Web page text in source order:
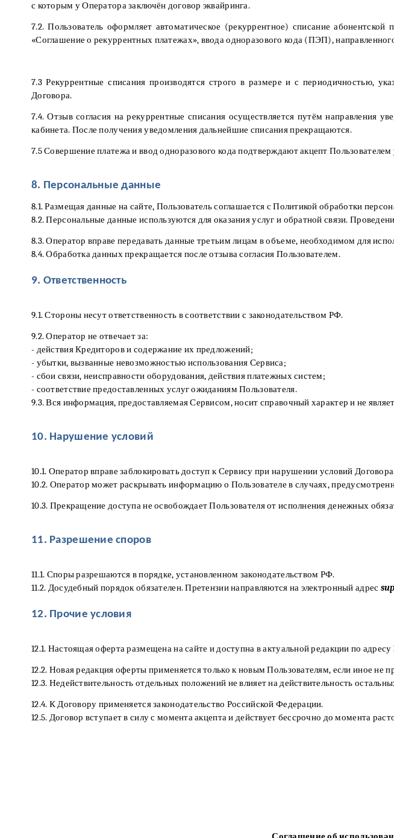
с которым у Оператора заключён договор эквайринга.
7.2. Пользователь оформляет автоматическое (рекуррентное) списание
«Соглашение о рекуррентных платежах», ввода одноразового кода (ПЭП),
7.3 Рекуррентные списания производятся строго в размере и с периодичностью,
Договора.
7.4. Отзыв согласия на рекуррентные списания осуществляется путём направления
кабинета. После получения уведомления дальнейшие списания прекращаются.
7.5 Совершение платежа и ввод одноразового кода подтверждают акцепт
8. Персональные данные
8.1. Размещая данные на сайте, Пользователь соглашается с Политикой обработки
8.2. Персональные данные используются для оказания услуг и обратной связи.
8.3. Оператор вправе передавать данные третьим лицам в объеме, необходимом для
8.4. Обработка данных прекращается после отзыва согласия Пользователем.
9. Ответственность
9.1. Стороны несут ответственность в соответствии с законодательством РФ.
9.2. Оператор не отвечает за:
- действия Кредиторов и содержание их предложений;
- убытки, вызванные невозможностью использования Сервиса;
- сбои связи, неисправности оборудования, действия платежных систем;
- соответствие предоставленных услуг ожиданиям Пользователя.
9.3. Вся информация, предоставляемая Сервисом, носит справочный характер и не
10. Нарушение условий
10.1. Оператор вправе заблокировать доступ к Сервису при нарушении условий
10.2. Оператор может раскрывать информацию о Пользователе в случаях,
10.3. Прекращение доступа не освобождает Пользователя от исполнения денежных
11. Разрешение споров
11.1. Споры разрешаются в порядке, установленном законодательством РФ.
11.2. Досудебный порядок обязателен. Претензии направляются на электронный адрес
12. Прочие условия
12.1. Настоящая оферта размещена на сайте и доступна в актуальной редакции по
12.2. Новая редакция оферты применяется только к новым Пользователям, если иное не
12.3. Недействительность отдельных положений не влияет на действительность
12.4. К Договору применяется законодательство Российской Федерации.
12.5. Договор вступает в силу с момента акцепта и действует бессрочно до момента